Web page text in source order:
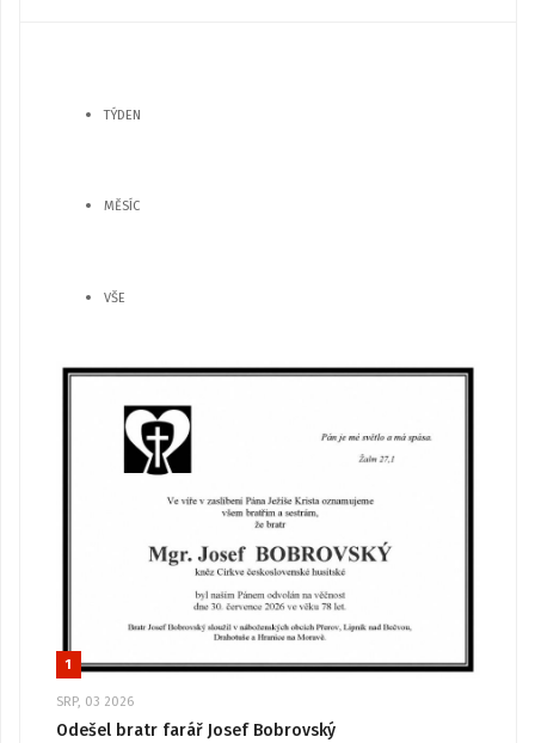
TÝDEN
MĚSÍC
VŠE
1
SRP, 03 2026
Odešel bratr farář Josef Bobrovský